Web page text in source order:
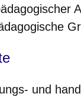
und